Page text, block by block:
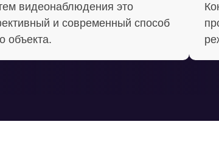
видеонаблюдения это
и современный способ
объекта.